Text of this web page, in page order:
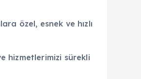
özel, esnek ve hızlı
hizmetlerimizi sürekli